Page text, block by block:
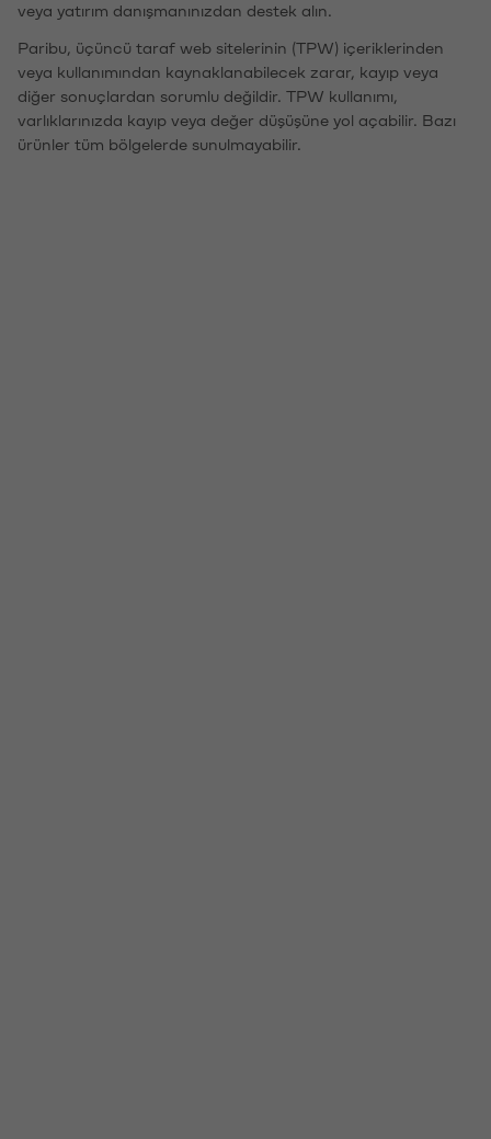
veya yatırım danışmanınızdan destek alın.
Paribu, üçüncü taraf web sitelerinin (TPW) içeriklerinden
veya kullanımından kaynaklanabilecek zarar, kayıp veya
diğer sonuçlardan sorumlu değildir. TPW kullanımı,
varlıklarınızda kayıp veya değer düşüşüne yol açabilir. Bazı
ürünler tüm bölgelerde sunulmayabilir.